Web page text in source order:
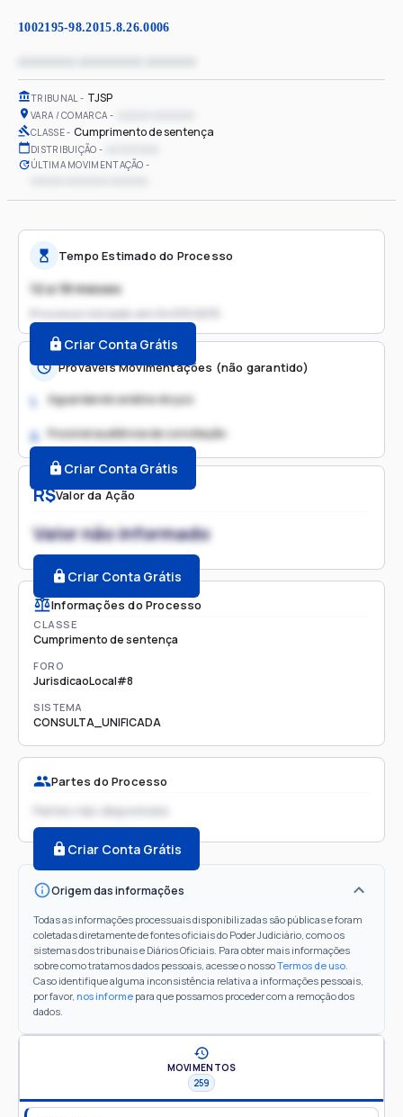
1002195-98.2015.8.26.0006
TRIBUNAL TJSP
VARA / COMARCA
CLASSE Cumprimento de sentença
DISTRIBUIÇÃO
ÚLTIMA MOVIMENTAÇÃO
R$Valor da Ação
Valor não informado
Criar Conta Grátis
Informações do Processo
CLASSE
Cumprimento de sentença
FORO
JurisdicaoLocal#8
SISTEMA
CONSULTA_UNIFICADA
Partes do Processo
Partes não disponíveis
Criar Conta Grátis
Origem das informações
Todas as informações processuais disponibilizadas são públicas e foram
coletadas diretamente de fontes oficiais do Poder Judiciário, como os
sistemas dos tribunais e Diários Oficiais. Para obter mais informações
sobre como tratamos dados pessoais, acesse o nossoTermos de uso.
Caso identifique alguma inconsistência relativa a informações pessoais,
por favor, nos informe para que possamos proceder com a remoção dos
dados.
Tempo Estimado do Processo
12 a 18 meses
Processo iniciado em
Criar Conta Grátis
Prováveis Movimentações (não garantido)
1. Aguardando análise do juiz
2. Possível audiência de conciliação
Criar Conta Grátis
MOVIMENTOS
259